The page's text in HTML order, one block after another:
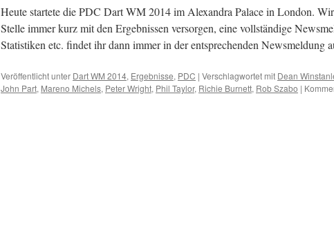
Spieltag:
Mensur
Suljovic
in
Heute startete die PDC Dart WM 2014 im Alexandra Palace in London.
Stelle immer kurz mit den Ergebnissen versorgen, eine vollständige
Statistiken etc. findet ihr dann immer in der entsprechenden Newsmeldung
Veröffentlicht unter Dart WM 2014, Ergebnisse, PDC | Verschlagwortet mit Dean
John Part, Mareno Michels, Peter Wright, Phil Taylor, Richie Burnett, Rob Szabo |